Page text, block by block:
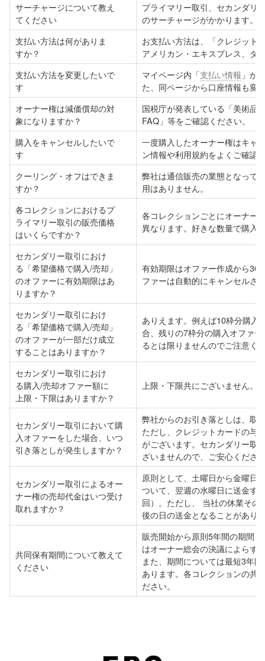
サーチャージについて教え
てください
プライマリー取引、セカンダリ
のサーチャージがかかります。
支払い方法は何がありま
すか？
お支払い方法は、「クレジット
アメリカン・エキスプレス、ダ
支払い方法を変更したいで
す
マイページ内「支払い情報 」か
た、同ページから口座情報も変
オーナー権は減価償却の対
象になりますか？
国税庁が発表している「美術品
FAQ」等をご確認ください。
購入をキャンセルしたいで
す
一度購入したオーナー権はキャ
ン情報や利用規約をよくご確認
クーリング・オフはできま
すか？
弊社は通信販売の業態となって
用はありません。
各コレクションにおけるプ
ライマリー取引の販売価格
はいくらですか？
各コレクションごとにオーナー
異なります。好きな数量で購入
セカンダリー取引におけ
る「希望価格で購入/売却」
のオファーに有効期限はあ
りますか？
有効期限はオファー作成から30
ファーは自動的にキャンセルさ
セカンダリー取引におけ
る「希望価格で購入/売却」
のオファーが一部だけ成立
することはありますか？
ありえます。例えば10枠分購入
合、残りの7枠分の購入オファ
るとは限りませんのでご注意く
セカンダリー取引におけ
る購入/売却オファー額に
上限・下限はありますか？
上限・下限共にございません。
セカンダリー取引において購
入オファーをした場合、いつ
引き落としが発生しますか？
弊社からのお引き落としは、取
ただし、クレジットカードの与
がございます。セカンダリー取
ざいませんので、ご安心くださ
セカンダリー取引によるオー
ナー権の売却代金はいつ受け
取れますか？
原則として、土曜日から金曜日
ついて、翌週の水曜日に送金す
回）。ただし、 当社の休業そ
後の日の送金となることがあり
共同保有期間について教えて
ください
販売開始から原則5年間の期間
はオーナー総会の決議によらず
また、期間については最短3年
あります。各コレクションの共
ださい。